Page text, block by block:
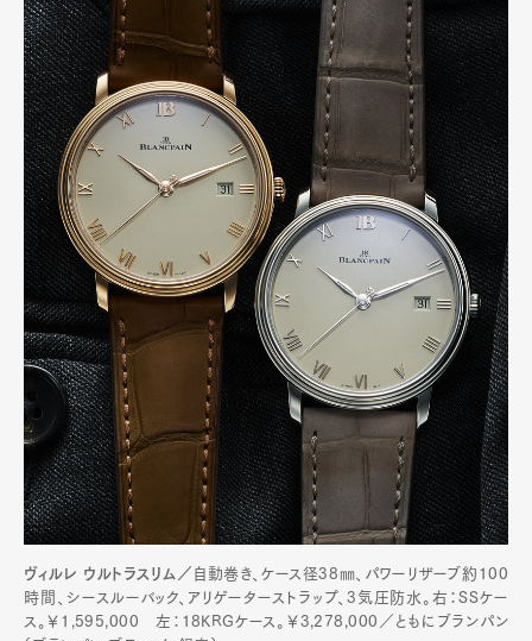
Art&Design WatchFashion
Gourmet
Cars
Product Culture Lifestyle
Pen Membership
Magazine
Official Columnist
Contact
Pen Meet
ヴィルレ ウルトラスリム／ 自動巻き、ケース径38㎜、パワーリザーブ約100
時間、シースルーバック、アリゲーターストラップ、3気圧防水。右：SSケー
ス。￥1,595,000 左：18KRGケース。￥3,278,000／ともにブランパン